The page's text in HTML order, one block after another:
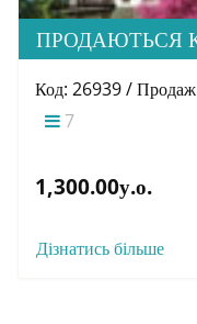
Код: 26939 / Продаж
7
1,300.00у.о.
Дізнатись більше